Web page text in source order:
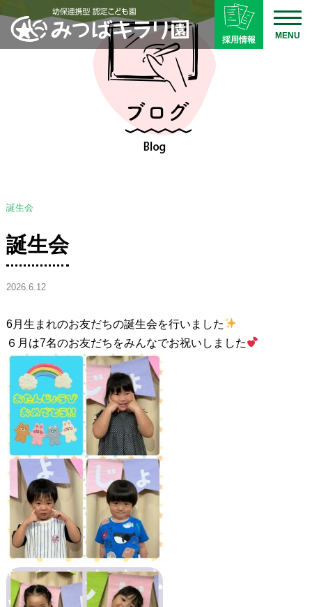
採用情報 MENU
誕生会
誕生会
2026.6.12
6月生まれのお友だちの誕生会を行いました
６月は7名のお友だちをみんなでお祝いしました